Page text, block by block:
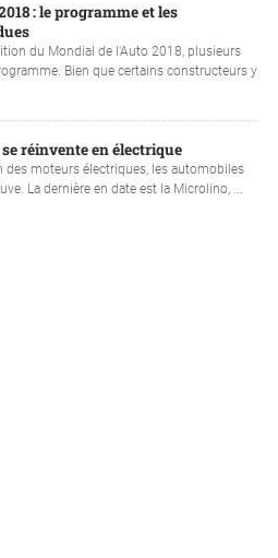
: le programme et les
du Mondial de l'Auto 2018, plusieurs
Bien que certains constructeurs y
réinvente en électrique
des moteurs électriques, les automobiles
La dernière en date est la Microlino, ...